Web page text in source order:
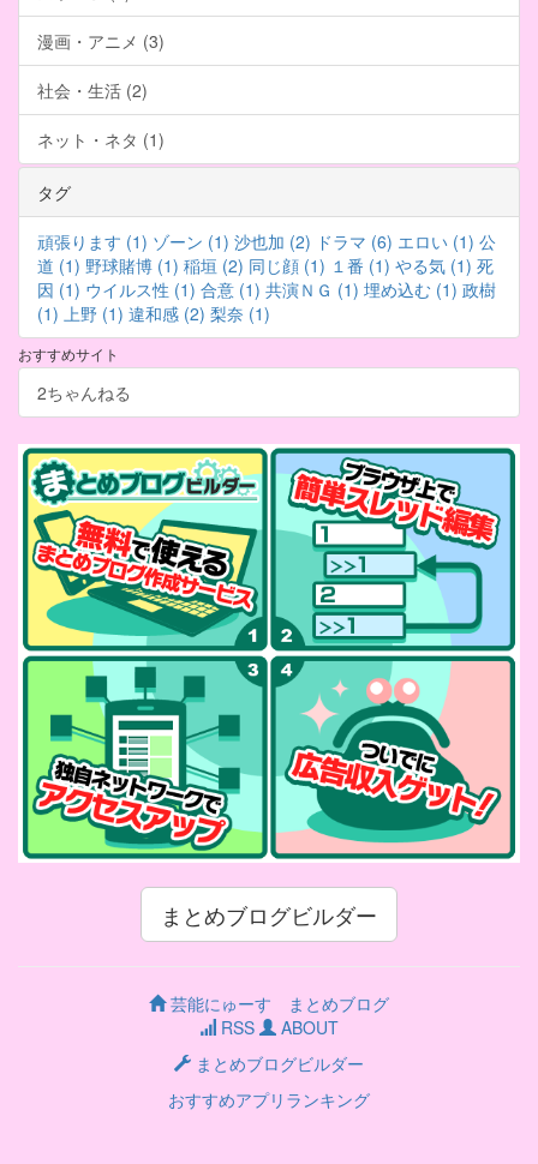
漫画・アニメ (3)
社会・生活 (2)
ネット・ネタ (1)
タグ
頑張ります (1) ゾーン (1) 沙也加 (2) ドラマ (6) エロい (1) 公
道 (1) 野球賭博 (1) 稲垣 (2) 同じ顔 (1) １番 (1) やる気 (1) 死
因 (1) ウイルス性 (1) 合意 (1) 共演ＮＧ (1) 埋め込む (1) 政樹
(1) 上野 (1) 違和感 (2) 梨奈 (1)
おすすめサイト
2ちゃんねる
まとめブログビルダー
芸能にゅーす まとめブログ
RSS
ABOUT
まとめブログビルダー
おすすめアプリランキング